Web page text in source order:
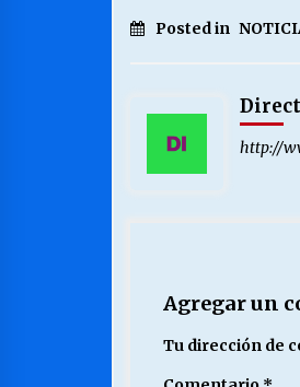
Posted in
http://
Agregar un
Tu dirección de